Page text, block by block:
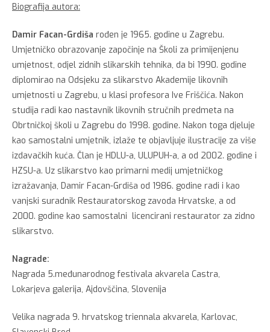
Biografija autora:
Damir Facan-Grdiša rođen je 1965. godine u Zagrebu.
Umjetničko obrazovanje započinje na Školi za primijenjenu
umjetnost, odjel zidnih slikarskih tehnika, da bi 1990. godine
diplomirao na Odsjeku za slikarstvo Akademije likovnih
umjetnosti u Zagrebu, u klasi profesora Ive Friščića. Nakon
studija radi kao nastavnik likovnih stručnih predmeta na
Obrtničkoj školi u Zagrebu do 1998. godine. Nakon toga djeluje
kao samostalni umjetnik, izlaže te objavljuje ilustracije za više
izdavačkih kuća. Član je HDLU-a, ULUPUH-a, a od 2002. godine i
HZSU-a. Uz slikarstvo kao primarni medij umjetničkog
izražavanja, Damir Facan-Grdiša od 1986. godine radi i kao
vanjski suradnik Restauratorskog zavoda Hrvatske, a od
2000. godine kao samostalni licencirani restaurator za zidno
slikarstvo.
Nagrade:
Nagrada 5.međunarodnog festivala akvarela Castra,
Lokarjeva galerija, Ajdovščina, Slovenija
Velika nagrada 9. hrvatskog triennala akvarela, Karlovac,